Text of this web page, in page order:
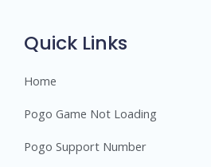
Quick Links
Home
Pogo Game Not Loading
Pogo Support Number